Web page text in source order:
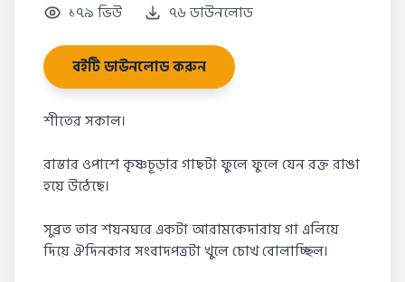
১৭৯ ভিউ ৭৬ ডাউনলোড
বইটি ডাউনলোড করুন
শীতের সকাল।
রাস্তার ওপাশে কৃষ্ণচূড়ার গাছটা ফুলে ফুলে যেন রক্ত রাঙা
হয়ে উঠেছে।
সুব্রত তার শয়নঘরে একটা আরামকেদারায় গা এলিয়ে
দিয়ে ঐদিনকার সংবাদপত্রটা খুলে চোখ বোলাচ্ছিল।